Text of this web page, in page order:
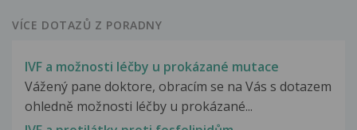
VÍCE DOTAZŮ Z PORADNY
IVF a možnosti léčby u prokázané mutace
Vážený pane doktore, obracím se na Vás s dotazem
ohledně možnosti léčby u prokázané...